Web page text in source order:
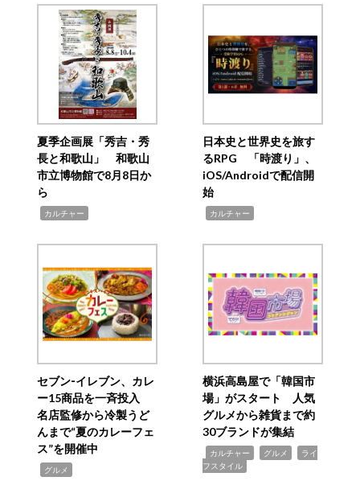
夏季企画展「秀吉・秀
長と和歌山」 和歌山
市立博物館で8月8日か
ら
カルチャー
日本史と世界史を旅す
るRPG 「時渡り」、
iOS/Androidで配信開
始
カルチャー
セブン‐イレブン、カレ
ー15商品を一斉投入
名店監修から冷製うど
んまで“夏のカレーフェ
ス”を開催中
グルメ
横浜高島屋で「韓国市
場」がスタート 人気
グルメから雑貨まで約
30ブランドが集結
カルチャー グルメ
ライ
フスタイル